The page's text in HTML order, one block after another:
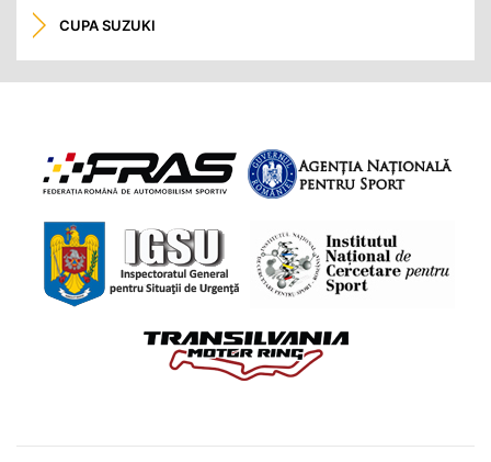
CUPA SUZUKI